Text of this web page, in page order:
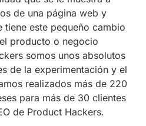
de una página web y
tiene este pequeño cambio
producto o negocio
somos unos absolutos
de la experimentación y el
realizados más de 220
para más de 30 clientes
de Product Hackers.